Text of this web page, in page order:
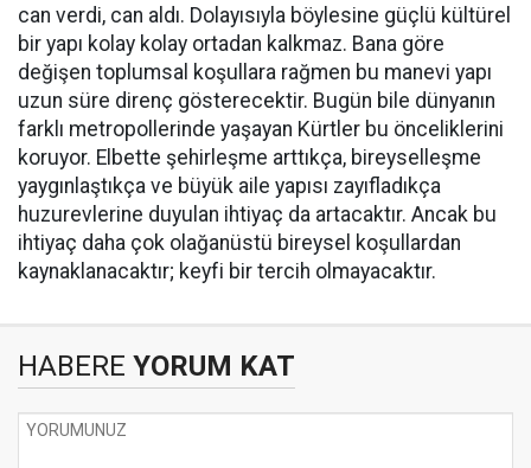
can verdi, can aldı. Dolayısıyla böylesine güçlü kültürel
bir yapı kolay kolay ortadan kalkmaz. Bana göre
değişen toplumsal koşullara rağmen bu manevi yapı
uzun süre direnç gösterecektir. Bugün bile dünyanın
farklı metropollerinde yaşayan Kürtler bu önceliklerini
koruyor. Elbette şehirleşme arttıkça, bireyselleşme
yaygınlaştıkça ve büyük aile yapısı zayıfladıkça
huzurevlerine duyulan ihtiyaç da artacaktır. Ancak bu
ihtiyaç daha çok olağanüstü bireysel koşullardan
kaynaklanacaktır; keyfi bir tercih olmayacaktır.
HABERE YORUM KAT